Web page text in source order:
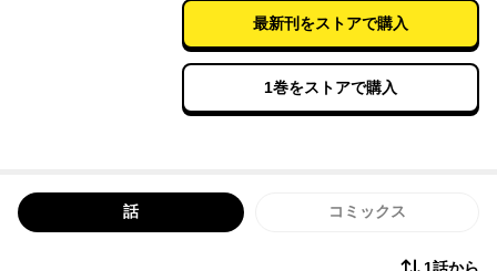
最新刊をストアで購入
1巻をストアで購入
話 コミックス